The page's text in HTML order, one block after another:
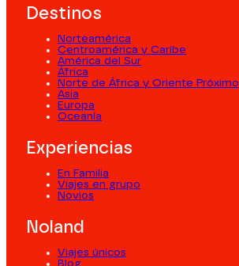
Destinos
Norteamérica
Centroamérica y Caribe
América del Sur
África
Norte de África y Oriente Próximo
Asia
Europa
Oceanía
Experiencias
En Familia
Viajes en grupo
Novios
Noland
Viajes únicos
Blog